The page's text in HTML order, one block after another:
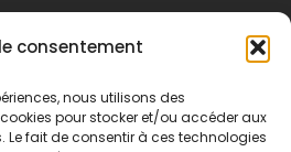
consentement
nous utilisons des
pour stocker et/ou accéder aux
fait de consentir à ces technologies